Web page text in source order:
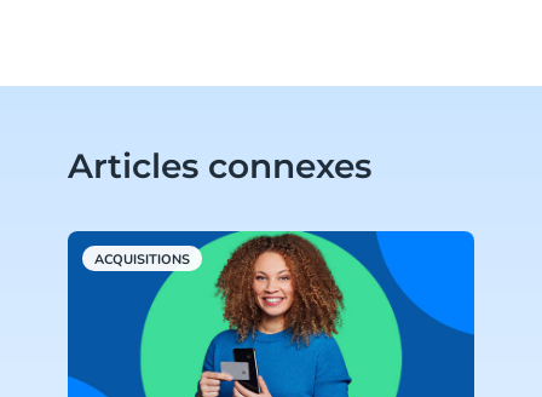
Articles connexes
ACQUISITIONS